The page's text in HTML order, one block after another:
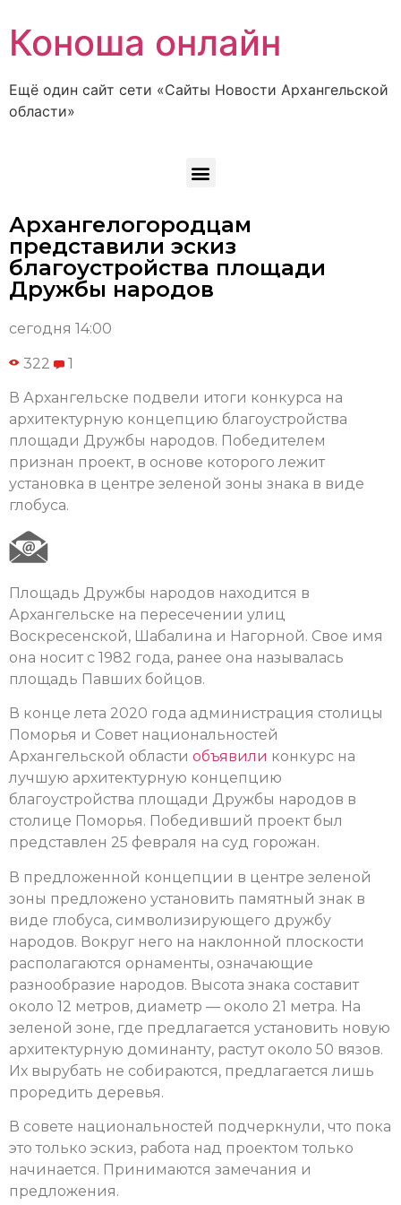
Коноша онлайн
Ещё один сайт сети «Сайты Новости Архангельской
области»
Архангелогородцам
представили эскиз
благоустройства площади
Дружбы народов
сегодня 14:00
322 1
В Архангельске подвели итоги конкурса на
архитектурную концепцию благоустройства
площади Дружбы народов. Победителем
признан проект, в основе которого лежит
установка в центре зеленой зоны знака в виде
глобуса.
Площадь Дружбы народов находится в
Архангельске на пересечении улиц
Воскресенской, Шабалина и Нагорной. Свое имя
она носит с 1982 года, ранее она называлась
площадь Павших бойцов.
В конце лета 2020 года администрация столицы
Поморья и Совет национальностей
Архангельской области объявили конкурс на
лучшую архитектурную концепцию
благоустройства площади Дружбы народов в
столице Поморья. Победивший проект был
представлен 25 февраля на суд горожан.
В предложенной концепции в центре зеленой
зоны предложено установить памятный знак в
виде глобуса, символизирующего дружбу
народов. Вокруг него на наклонной плоскости
располагаются орнаменты, означающие
разнообразие народов. Высота знака составит
около 12 метров, диаметр — около 21 метра. На
зеленой зоне, где предлагается установить новую
архитектурную доминанту, растут около 50 вязов.
Их вырубать не собираются, предлагается лишь
проредить деревья.
В совете национальностей подчеркнули, что пока
это только эскиз, работа над проектом только
начинается. Принимаются замечания и
предложения.